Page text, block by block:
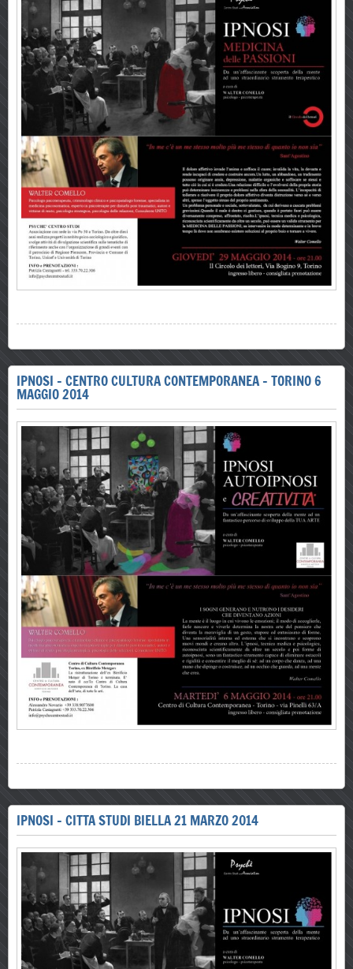
IPNOSI - CENTRO CULTURA CONTEMPORANEA - TORINO 6
MAGGIO 2014
IPNOSI - CITTA STUDI BIELLA 21 MARZO 2014